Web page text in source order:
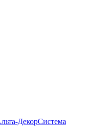
ДекорСистема